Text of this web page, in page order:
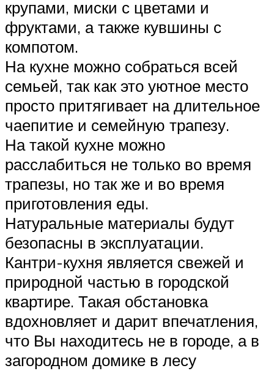
крупами, миски с цветами и
фруктами, а также кувшины с
компотом.
На кухне можно собраться всей
семьей, так как это уютное место
просто притягивает на длительное
чаепитие и семейную трапезу.
На такой кухне можно
расслабиться не только во время
трапезы, но так же и во время
приготовления еды.
Натуральные материалы будут
безопасны в эксплуатации.
Кантри-кухня является свежей и
природной частью в городской
квартире. Такая обстановка
вдохновляет и дарит впечатления,
что Вы находитесь не в городе, а в
загородном домике в лесу